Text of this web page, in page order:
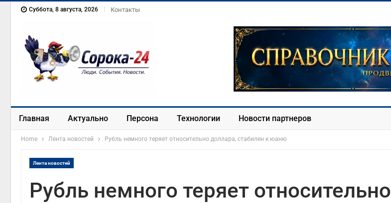
Суббота, 8 августа, 2026 Контакты
Главная Актуально Персона Технологии Новости партнеров
Home Лента новостей Рубль немного теряет относительно доллара, стабилен к юаню
Лента новостей
Рубль немного теряет относительно